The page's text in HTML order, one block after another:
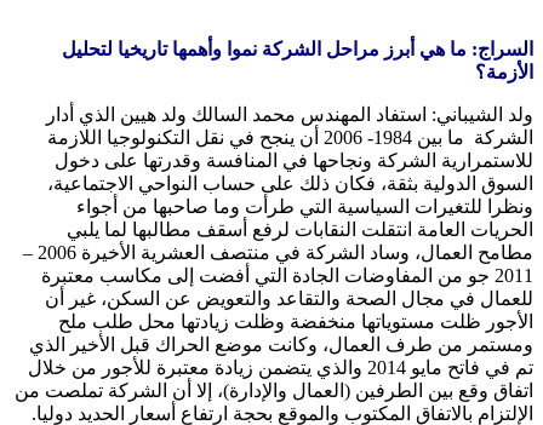
السراج: ما هي أبرز مراحل الشركة نموا وأهمها تاريخيا لتحليل
الأزمة؟
ولد الشيباني: استفاد المهندس محمد السالك ولد هيين الذي أدار
الشركة ما بين 1984- 2006 أن ينجح في نقل التكنولوجيا اللازمة
للاستمرارية الشركة ونجاحها في المنافسة وقدرتها على دخول
السوق الدولية بثقة، فكان ذلك على حساب النواحي الاجتماعية،
ونظرا للتغيرات السياسية التي طرأت وما صاحبها من أجواء
الحريات العامة انتقلت النقابات لرفع أسقف مطالبها لما يلبي
مطامح العمال، وساد الشركة في منتصف العشرية الأخيرة 2006 –
2011 جو من المفاوضات الجادة التي أفضت إلى مكاسب معتبرة
للعمال في مجال الصحة والتقاعد والتعويض عن السكن، غير أن
الأجور ظلت مستوياتها منخفضة وظلت زيادتها محل طلب ملح
ومستمر من طرف العمال، وكانت موضع الحراك قبل الأخير الذي
تم في فاتح مايو 2014 والذي يتضمن زيادة معتبرة للأجور من خلال
اتفاق وقع بين الطرفين (العمال والإدارة)، إلا أن الشركة تملصت من
الإلتزام بالاتفاق المكتوب والموقع بحجة ارتفاع أسعار الحديد دوليا.